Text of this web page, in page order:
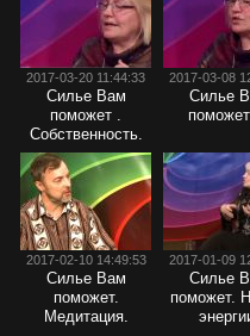
2017-03-20 11:44:33
Силье Вам
поможет .
Собственность.
2017-03-08
Силье
2017-02-10 14:49:53
Силье Вам
поможет.
Медитация.
2017-01-09
Силье
поможет.